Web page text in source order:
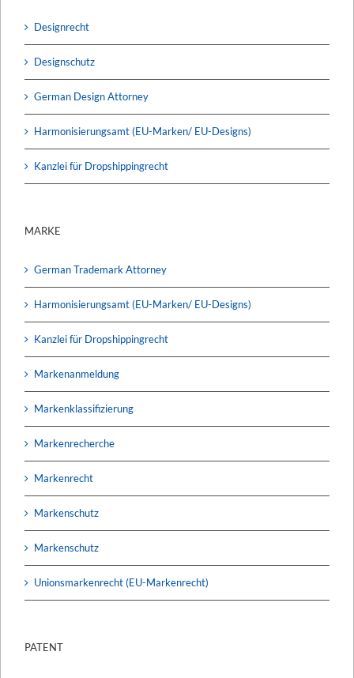
Designrecht
Designschutz
German Design Attorney
Harmonisierungsamt (EU-Marken/ EU-Designs)
Kanzlei für Dropshippingrecht
MARKE
German Trademark Attorney
Harmonisierungsamt (EU-Marken/ EU-Designs)
Kanzlei für Dropshippingrecht
Markenanmeldung
Markenklassifizierung
Markenrecherche
Markenrecht
Markenschutz
Markenschutz
Unionsmarkenrecht (EU-Markenrecht)
PATENT